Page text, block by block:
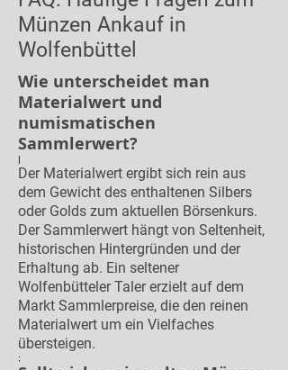
Münzen Ankauf in
Wolfenbüttel
Wie unterscheidet man
Materialwert und
numismatischen
Sammlerwert?
|
Der Materialwert ergibt sich rein aus
dem Gewicht des enthaltenen Silbers
oder Golds zum aktuellen Börsenkurs.
Der Sammlerwert hängt von Seltenheit,
historischen Hintergründen und der
Erhaltung ab. Ein seltener
Wolfenbütteler Taler erzielt auf dem
Markt Sammlerpreise, die den reinen
Materialwert um ein Vielfaches
übersteigen.
;